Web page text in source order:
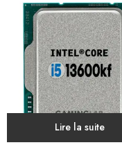
Lire la suite